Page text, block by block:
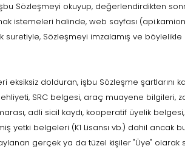
Sözleşmeyi okuyup, değerlendirdikten
istemeleri halinde, web sayfası
suretiyle, Sözleşmeyi imzalamış ve böylelikle
dolduran, işbu Sözleşme şartlarını
SRC belgesi, araç muayene bilgileri,
adli sicil kaydı, kooperatif üyelik
yetki belgeleri (K1 Lisansı vb.) dahil ancak
gerçek ya da tüzel kişiler "Üye" olarak